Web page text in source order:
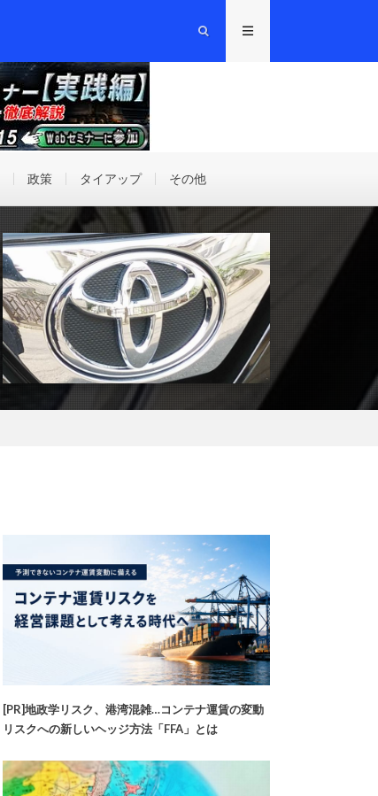
政策 タイアップ その他
[PR]地政学リスク、港湾混雑…コンテナ運賃の変動
リスクへの新しいヘッジ方法「FFA」とは